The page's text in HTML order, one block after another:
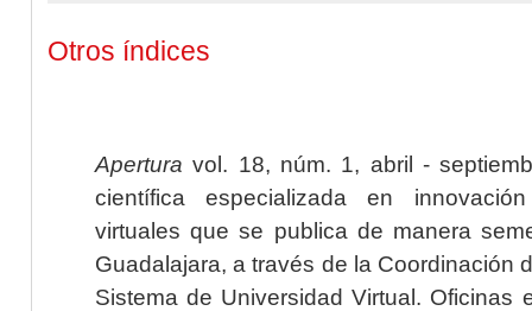
Otros índices
Apertura vol. 18, núm. 1, abril -
científica especializada en
virtuales que se publica de manera
Guadalajara, a través de la Coordinación
Sistema de Universidad Virtual. Oficinas